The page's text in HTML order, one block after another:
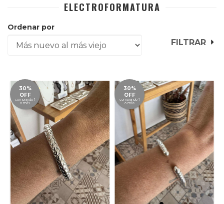
ELECTROFORMATURA
Ordenar por
FILTRAR
30%
OFF
comprando 1
o más
30%
OFF
comprando 1
o más